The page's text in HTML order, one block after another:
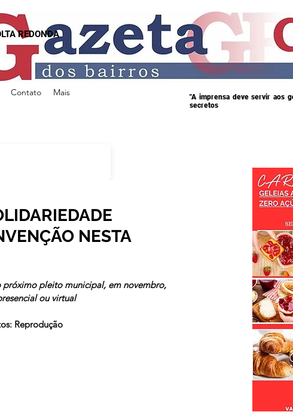
REDONDA
Contato Mais
"A imprensa deve servir aos
secretos
NESTA
próximo pleito municipal, em novembro,
ou virtual
Fotos: Reprodução